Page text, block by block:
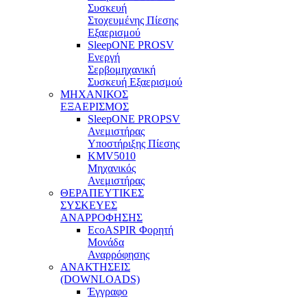
Συσκευή
Στοχευμένης Πίεσης
Εξαερισμού
SleepONE PROSV
Ενεργή
Σερβομηχανική
Συσκευή Εξαερισμού
ΜΗΧΑΝΙΚΟΣ
ΕΞΑΕΡΙΣΜΟΣ
SleepONE PROPSV
Ανεμιστήρας
Υποστήριξης Πίεσης
KMV5010
Μηχανικός
Ανεμιστήρας
ΘΕΡΑΠΕΥΤΙΚΕΣ
ΣΥΣΚΕΥΕΣ
ΑΝΑΡΡΟΦΗΣΗΣ
EcoASPIR Φορητή
Μονάδα
Αναρρόφησης
ΑΝΑΚΤΗΣΕΙΣ
(DOWNLOADS)
Έγγραφο